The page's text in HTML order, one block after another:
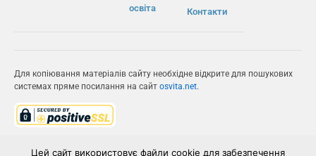
освіта
Контакти
Для копіювання матеріалів сайту необхідне відкрите для пошукових
системах пряме посилання на сайт osvita.net.
Цей сайт використовує файли cookie для забезпечення